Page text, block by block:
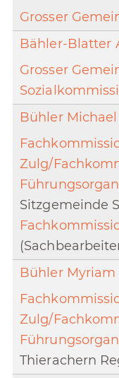
Grosser
Bähler-Blatter
Grosser
Bühler Michael
Zulg/
Sitzgemeinde
Bühler Myriam
Zulg/
Thierachern